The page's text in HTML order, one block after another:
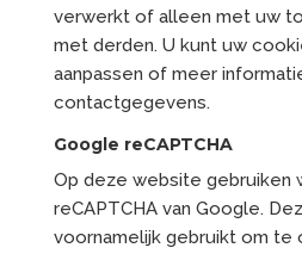
verwerkt of alleen met uw
met derden. U kunt uw
aanpassen of meer
contactgegevens.
Google reCAPTCHA
Op deze website gebruiken
reCAPTCHA van Google.
voornamelijk gebruikt om te